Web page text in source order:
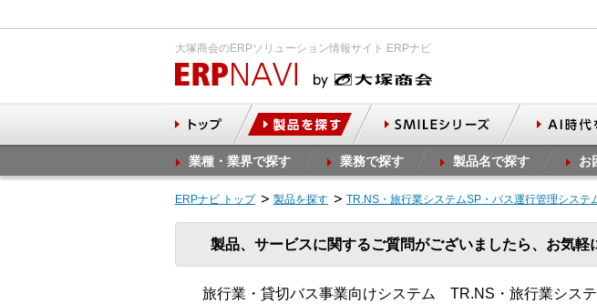
大塚商会のERPソリューション情報サイト ERPナビ
業種・業界で探す 業務で探す 製品名で探す お
ERPナビ トップ 製品を探す TR.NS・旅行業システムSP・バス運行管理システ
製品、サービスに関するご質問がございましたら、お気軽
旅行業・貸切バス事業向けシステム TR.NS・旅行業シス